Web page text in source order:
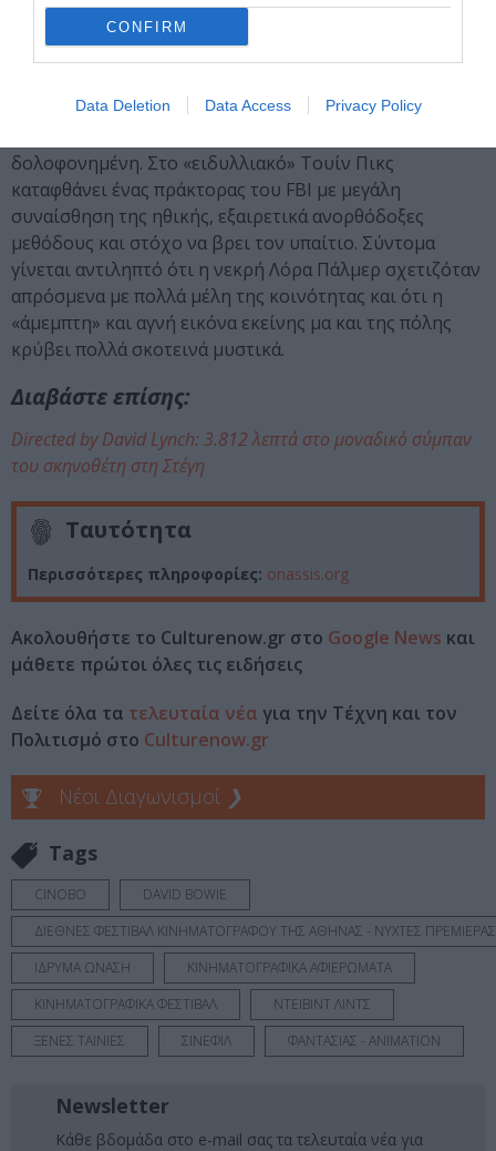
CONFIRM
Data Deletion Data Access Privacy Policy
Διάρκεια: 2507’
της πολιτείας Ουάσινγκτον των ΗΠΑ μία τελειόφοιτη
δολοφονημένη. Στο «ειδυλλιακό» Τουίν Πικς
καταφθάνει ένας πράκτορας του FBI με μεγάλη
συναίσθηση της ηθικής, εξαιρετικά ανορθόδοξες
μεθόδους και στόχο να βρει τον υπαίτιο. Σύντομα
γίνεται αντιληπτό ότι η νεκρή Λόρα Πάλμερ σχετιζόταν
απρόσμενα με πολλά μέλη της κοινότητας και ότι η
«άμεμπτη» και αγνή εικόνα εκείνης μα και της πόλης
κρύβει πολλά σκοτεινά μυστικά.
Διαβάστε επίσης:
Directed by David Lynch: 3.812 λεπτά στο μοναδικό σύμπαν
του σκηνοθέτη στη Στέγη
Ταυτότητα
Περισσότερες πληροφορίες: onassis.org
Ακολουθήστε το Culturenow.gr στο Google News και
μάθετε πρώτοι όλες τις ειδήσεις
Δείτε όλα τα τελευταία νέα για την Τέχνη και τον
Πολιτισμό στο Culturenow.gr
Νέοι Διαγωνισμοί ❯
Tags
CINOBO
DAVID BOWIE
ΔΙΕΘΝΕΣ ΦΕΣΤΙΒΑΛ ΚΙΝΗΜΑΤΟΓΡΑΦΟΥ ΤΗΣ ΑΘΗΝΑΣ - ΝΥΧΤΕΣ ΠΡΕΜΙΕΡΑΣ
ΙΔΡΥΜΑ ΩΝΑΣΗ
ΚΙΝΗΜΑΤΟΓΡΑΦΙΚΑ ΑΦΙΕΡΩΜΑΤΑ
ΚΙΝΗΜΑΤΟΓΡΑΦΙΚΑ ΦΕΣΤΙΒΑΛ
ΝΤΕΙΒΙΝΤ ΛΙΝΤΣ
ΞΕΝΕΣ ΤΑΙΝΙΕΣ
ΣΙΝΕΦΙΛ ΦΑΝΤΑΣΙΑΣ - ANIMATION
Newsletter
Κάθε βδομάδα στο e-mail σας τα τελευταία νέα για